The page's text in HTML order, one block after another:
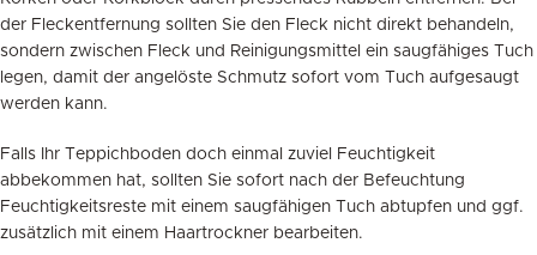
der Fleckentfernung sollten Sie den Fleck nicht direkt behandeln,
sondern zwischen Fleck und Reinigungsmittel ein saugfähiges Tuch
legen, damit der angelöste Schmutz sofort vom Tuch aufgesaugt
werden kann.
Falls Ihr Teppichboden doch einmal zuviel Feuchtigkeit
abbekommen hat, sollten Sie sofort nach der Befeuchtung
Feuchtigkeitsreste mit einem saugfähigen Tuch abtupfen und ggf.
zusätzlich mit einem Haartrockner bearbeiten.